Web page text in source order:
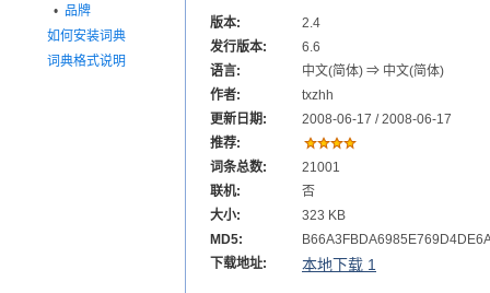
• 品牌
如何安装词典
词典格式说明
版本:
2.4
发行版本:
6.6
语言:
中文(简体) ⇒ 中文(简体)
作者:
txzhh
更新日期:
2008-06-17 / 2008-06-17
推荐:
词条总数:
21001
联机:
否
大小:
323 KB
MD5:
下载地址:
本地下载 1